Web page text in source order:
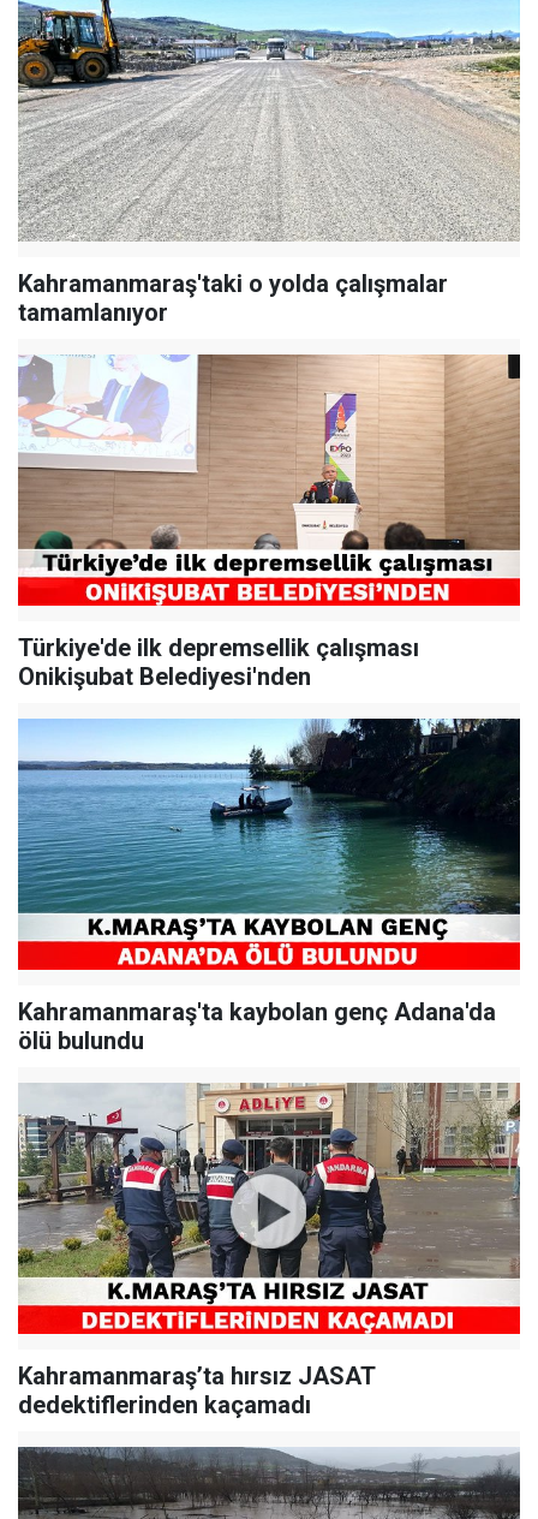
Kahramanmaraş'taki o yolda çalışmalar
tamamlanıyor
Türkiye'de ilk depremsellik çalışması
Onikişubat Belediyesi'nden
Kahramanmaraş'ta kaybolan genç Adana'da
ölü bulundu
Kahramanmaraş’ta hırsız JASAT
dedektiflerinden kaçamadı